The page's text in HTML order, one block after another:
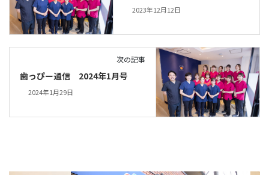
2023年12月12日
次の記事
歯っぴー通信 2024年1月号
2024年1月29日